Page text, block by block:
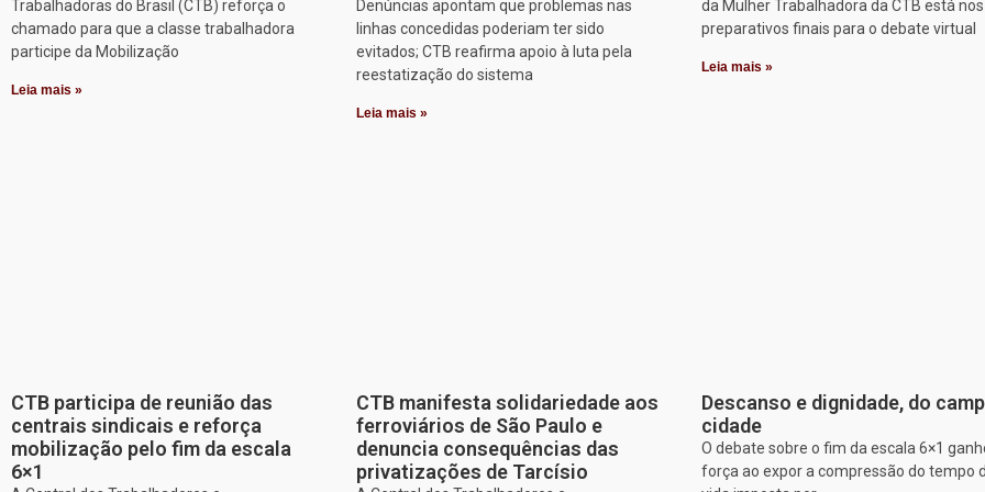
Trabalhadoras do Brasil (CTB) reforça o
chamado para que a classe trabalhadora
participe da Mobilização
Leia mais »
Denúncias apontam que problemas nas
linhas concedidas poderiam ter sido
evitados; CTB reafirma apoio à luta pela
reestatização do sistema
Leia mais »
da Mulher Trabalhadora da CTB está nos
preparativos finais para o debate virtual
Leia mais »
CTB participa de reunião das
centrais sindicais e reforça
mobilização pelo fim da escala
6×1
CTB manifesta solidariedade aos
ferroviários de São Paulo e
denuncia consequências das
privatizações de Tarcísio
Descanso e dignidade, do
cidade
O debate sobre o fim da escala 6×1
força ao expor a compressão do tempo